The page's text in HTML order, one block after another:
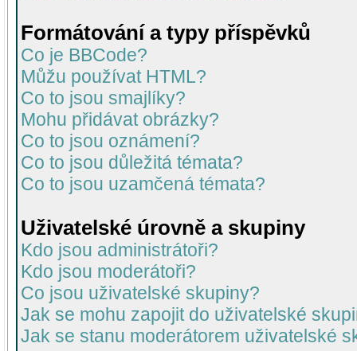
Formátování a typy příspěvků
Co je BBCode?
Můžu používat HTML?
Co to jsou smajlíky?
Mohu přidávat obrázky?
Co to jsou oznámení?
Co to jsou důležitá témata?
Co to jsou uzamčená témata?
Uživatelské úrovně a skupiny
Kdo jsou administrátoři?
Kdo jsou moderátoři?
Co jsou uživatelské skupiny?
Jak se mohu zapojit do uživatelské
Jak se stanu moderátorem uživatelské